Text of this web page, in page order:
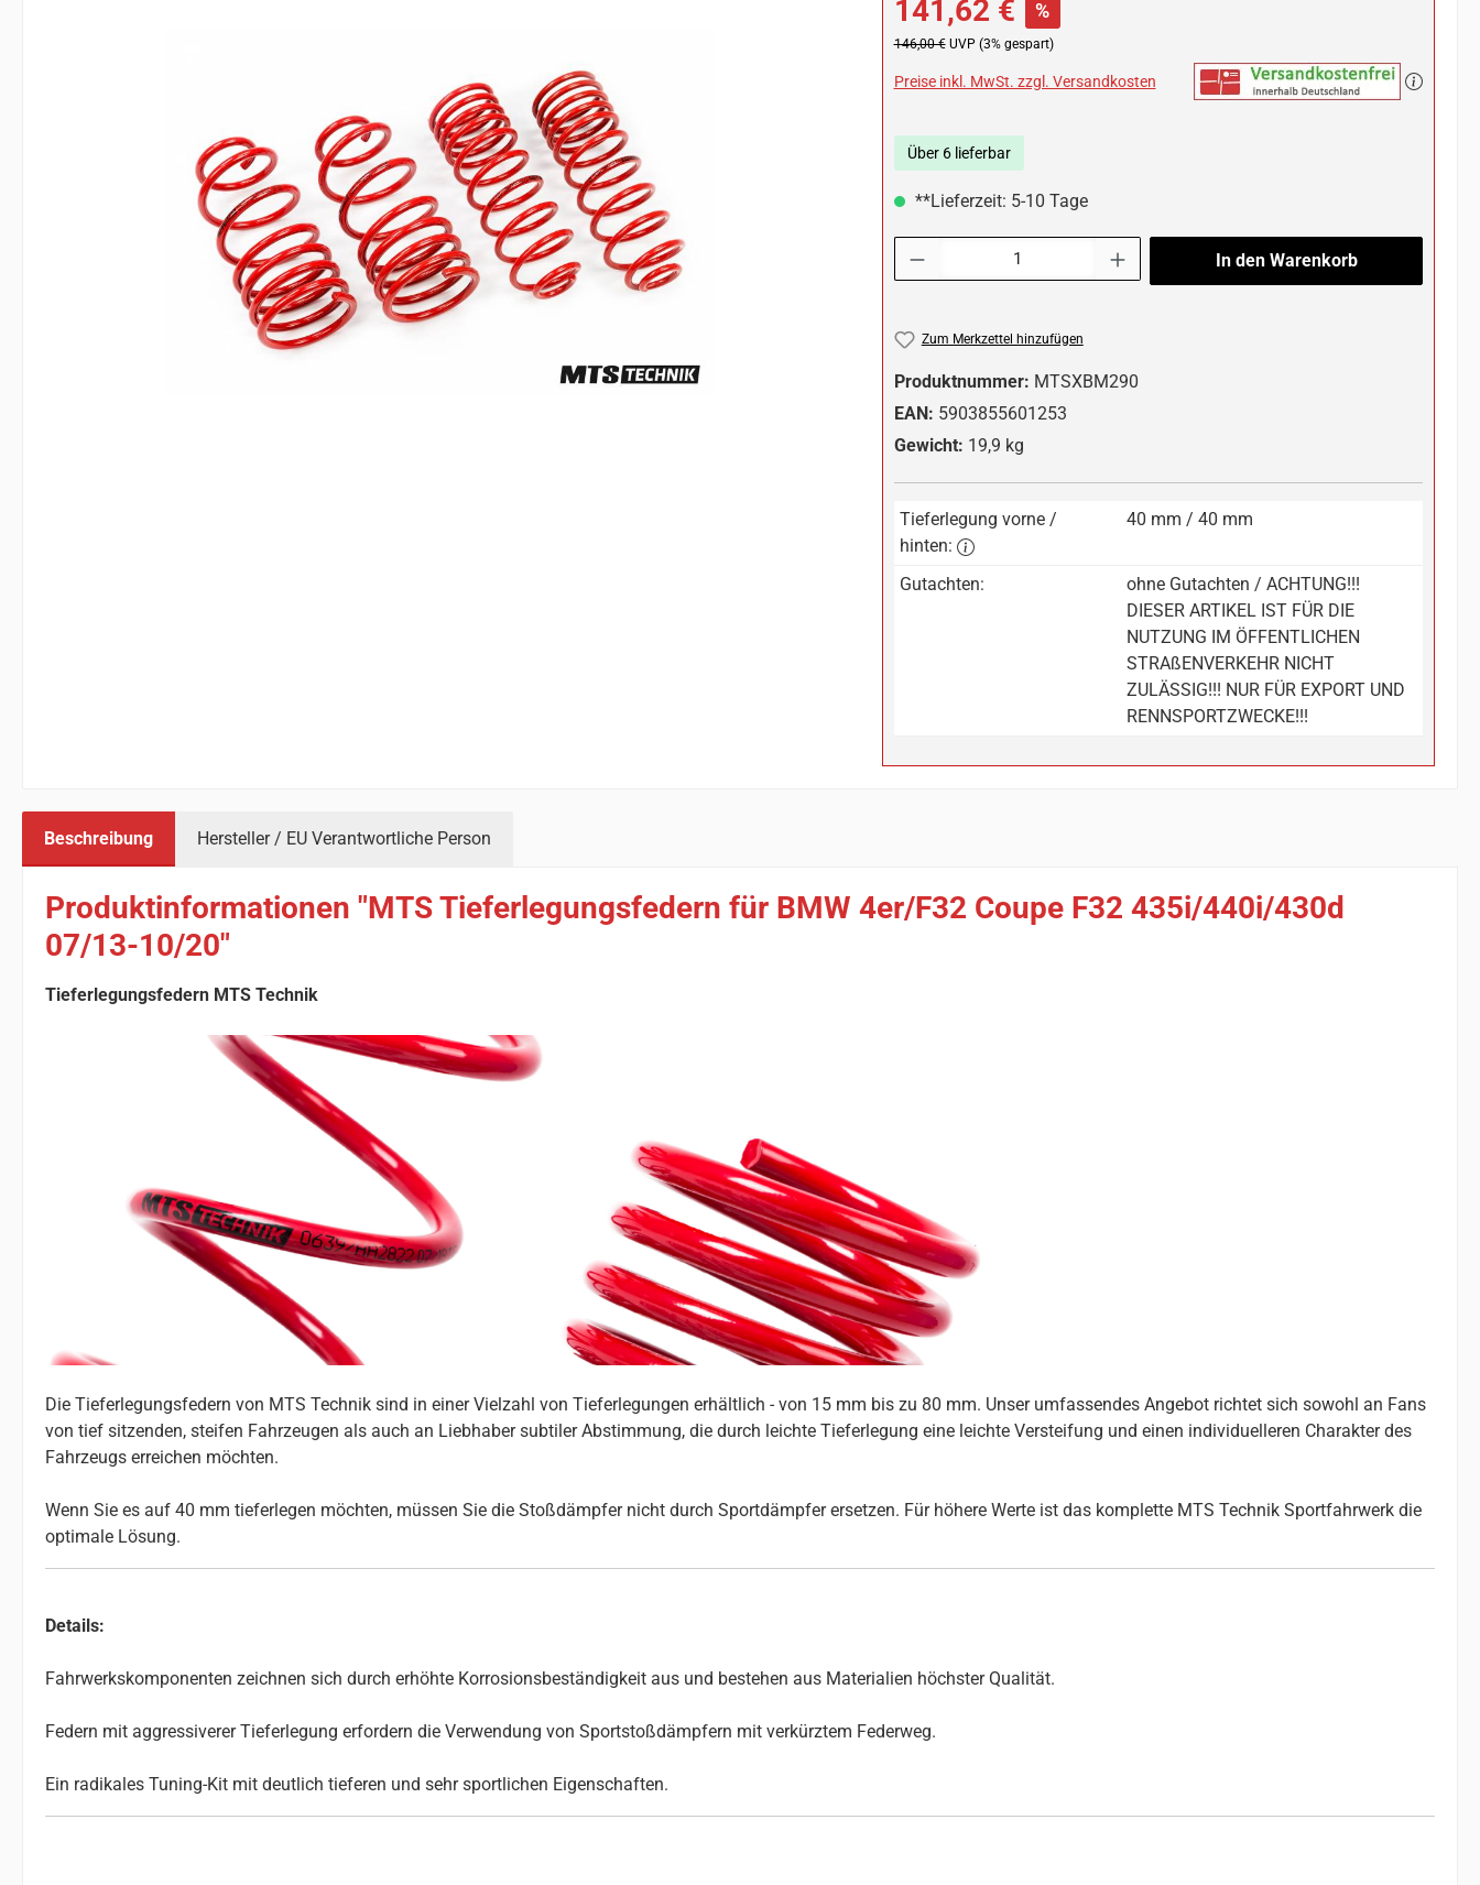
141,62 € %
Regulärer Preis:
146,00 € UVP (3% gespart)
Preise inkl. MwSt. zzgl. Versandkosten
Über 6 lieferbar
**Lieferzeit: 5-10 Tage
In den Warenkorb
Zum Merkzettel hinzufügen
Produktnummer: MTSXBM290
EAN: 5903855601253
Gewicht: 19,9 kg
Tieferlegung vorne /
hinten:
40 mm / 40 mm
Gutachten:
ohne Gutachten / ACHTUNG!!!
DIESER ARTIKEL IST FÜR DIE
NUTZUNG IM ÖFFENTLICHEN
STRAßENVERKEHR NICHT
ZULÄSSIG!!! NUR FÜR EXPORT UND
RENNSPORTZWECKE!!!
Beschreibung Hersteller / EU Verantwortliche Person
Produktinformationen "MTS Tieferlegungsfedern für BMW 4er/F32 Coupe F32 435i/440i/430d
07/13-10/20"
Tieferlegungsfedern MTS Technik
Die Tieferlegungsfedern von MTS Technik sind in einer Vielzahl von Tieferlegungen erhältlich - von 15 mm bis zu 80 mm. Unser umfassendes Angebot richtet sich sowohl an Fans
von tief sitzenden, steifen Fahrzeugen als auch an Liebhaber subtiler Abstimmung, die durch leichte Tieferlegung eine leichte Versteifung und einen individuelleren Charakter des
Fahrzeugs erreichen möchten.
Wenn Sie es auf 40 mm tieferlegen möchten, müssen Sie die Stoßdämpfer nicht durch Sportdämpfer ersetzen. Für höhere Werte ist das komplette MTS Technik Sportfahrwerk die
optimale Lösung.
Details:
Fahrwerkskomponenten zeichnen sich durch erhöhte Korrosionsbeständigkeit aus und bestehen aus Materialien höchster Qualität.
Federn mit aggressiverer Tieferlegung erfordern die Verwendung von Sportstoßdämpfern mit verkürztem Federweg.
Ein radikales Tuning-Kit mit deutlich tieferen und sehr sportlichen Eigenschaften.